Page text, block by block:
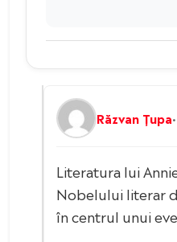
Răzvan Țupa
Literatura lui
Nobelului literar
în centrul unui